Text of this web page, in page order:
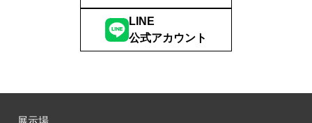
LINE
公式アカウント
展示場